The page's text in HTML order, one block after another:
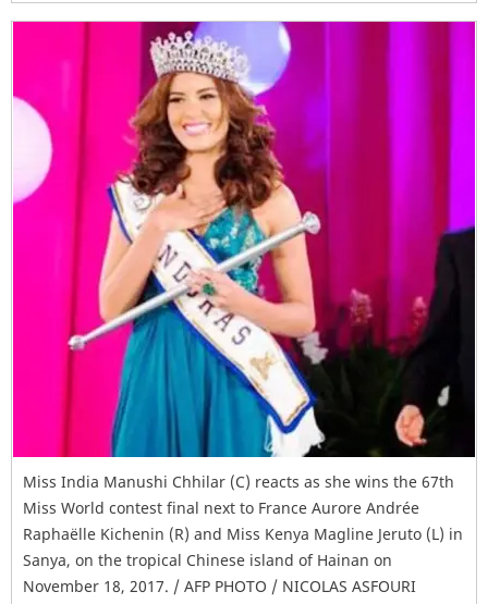
Miss India Manushi Chhilar (C) reacts as she wins the 67th
Miss World contest final next to France Aurore Andrée
Raphaëlle Kichenin (R) and Miss Kenya Magline Jeruto (L) in
Sanya, on the tropical Chinese island of Hainan on
November 18, 2017. / AFP PHOTO / NICOLAS ASFOURI